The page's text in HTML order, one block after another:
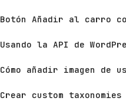
Botón Añadir al carro
Usando la API de
Cómo añadir imagen de
Crear custom taxonomies